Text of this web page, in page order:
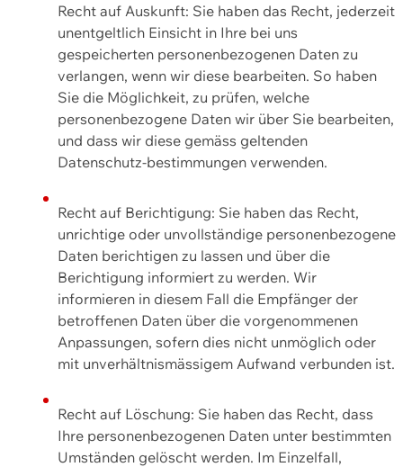
Recht auf Auskunft: Sie haben das Recht, jederzeit
unentgeltlich Einsicht in Ihre bei uns
gespeicherten personenbezogenen Daten zu
verlangen, wenn wir diese bearbeiten. So haben
Sie die Möglichkeit, zu prüfen, welche
personenbezogene Daten wir über Sie bearbeiten,
und dass wir diese gemäss geltenden
Datenschutz-bestimmungen verwenden.
Recht auf Berichtigung: Sie haben das Recht,
unrichtige oder unvollständige personenbezogene
Daten berichtigen zu lassen und über die
Berichtigung informiert zu werden. Wir
informieren in diesem Fall die Empfänger der
betroffenen Daten über die vorgenommenen
Anpassungen, sofern dies nicht unmöglich oder
mit unverhältnismässigem Aufwand verbunden ist.
Recht auf Löschung: Sie haben das Recht, dass
Ihre personenbezogenen Daten unter bestimmten
Umständen gelöscht werden. Im Einzelfall,